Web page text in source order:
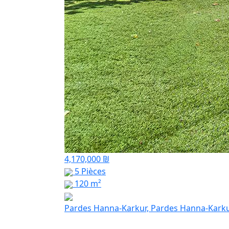
4,170,000 ₪
5 Pièces
120 m²
Pardes Hanna-Karkur, Pardes Hanna-